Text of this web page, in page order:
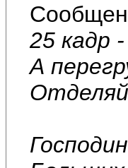
25 кадр
А